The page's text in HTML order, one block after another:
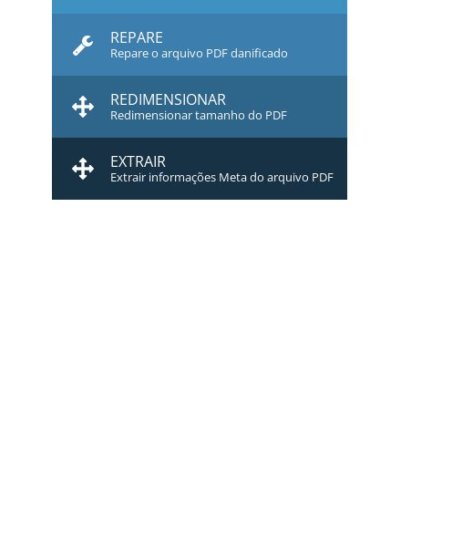
REPARE
Repare o arquivo PDF danificado
REDIMENSIONAR
Redimensionar tamanho do PDF
EXTRAIR
Extrair informações Meta do arquivo PDF